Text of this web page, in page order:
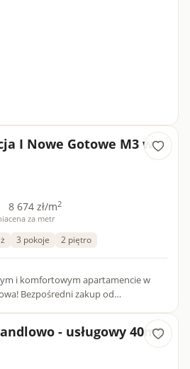
I Nowe Gotowe M3 w
8 674 zł/m2
cena za metr
3 pokoje 2 piętro
i komfortowym apartamencie w
Bezpośredni zakup od
- usługowy 40m2